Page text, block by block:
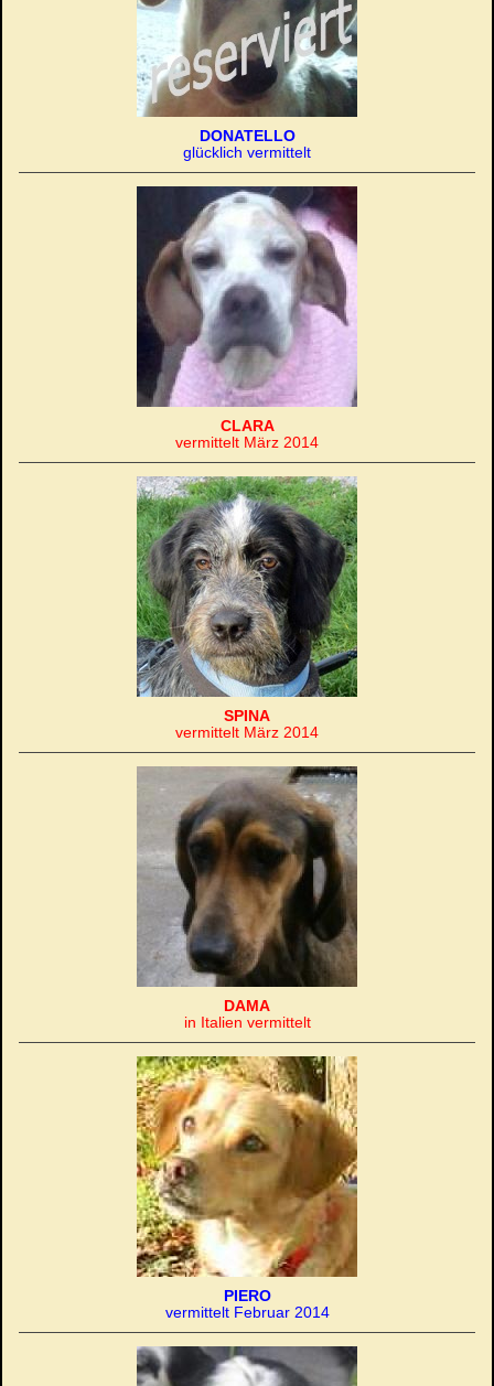
DONATELLO
glücklich vermittelt
CLARA
vermittelt März 2014
SPINA
vermittelt März 2014
DAMA
in Italien vermittelt
PIERO
vermittelt Februar 2014